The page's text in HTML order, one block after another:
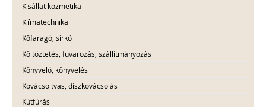
Kisállat kozmetika
Klímatechnika
Kőfaragó, sírkő
Költöztetés, fuvarozás, szállítmányozás
Könyvelő, könyvelés
Kovácsoltvas, diszkovácsolás
Kútfúrás